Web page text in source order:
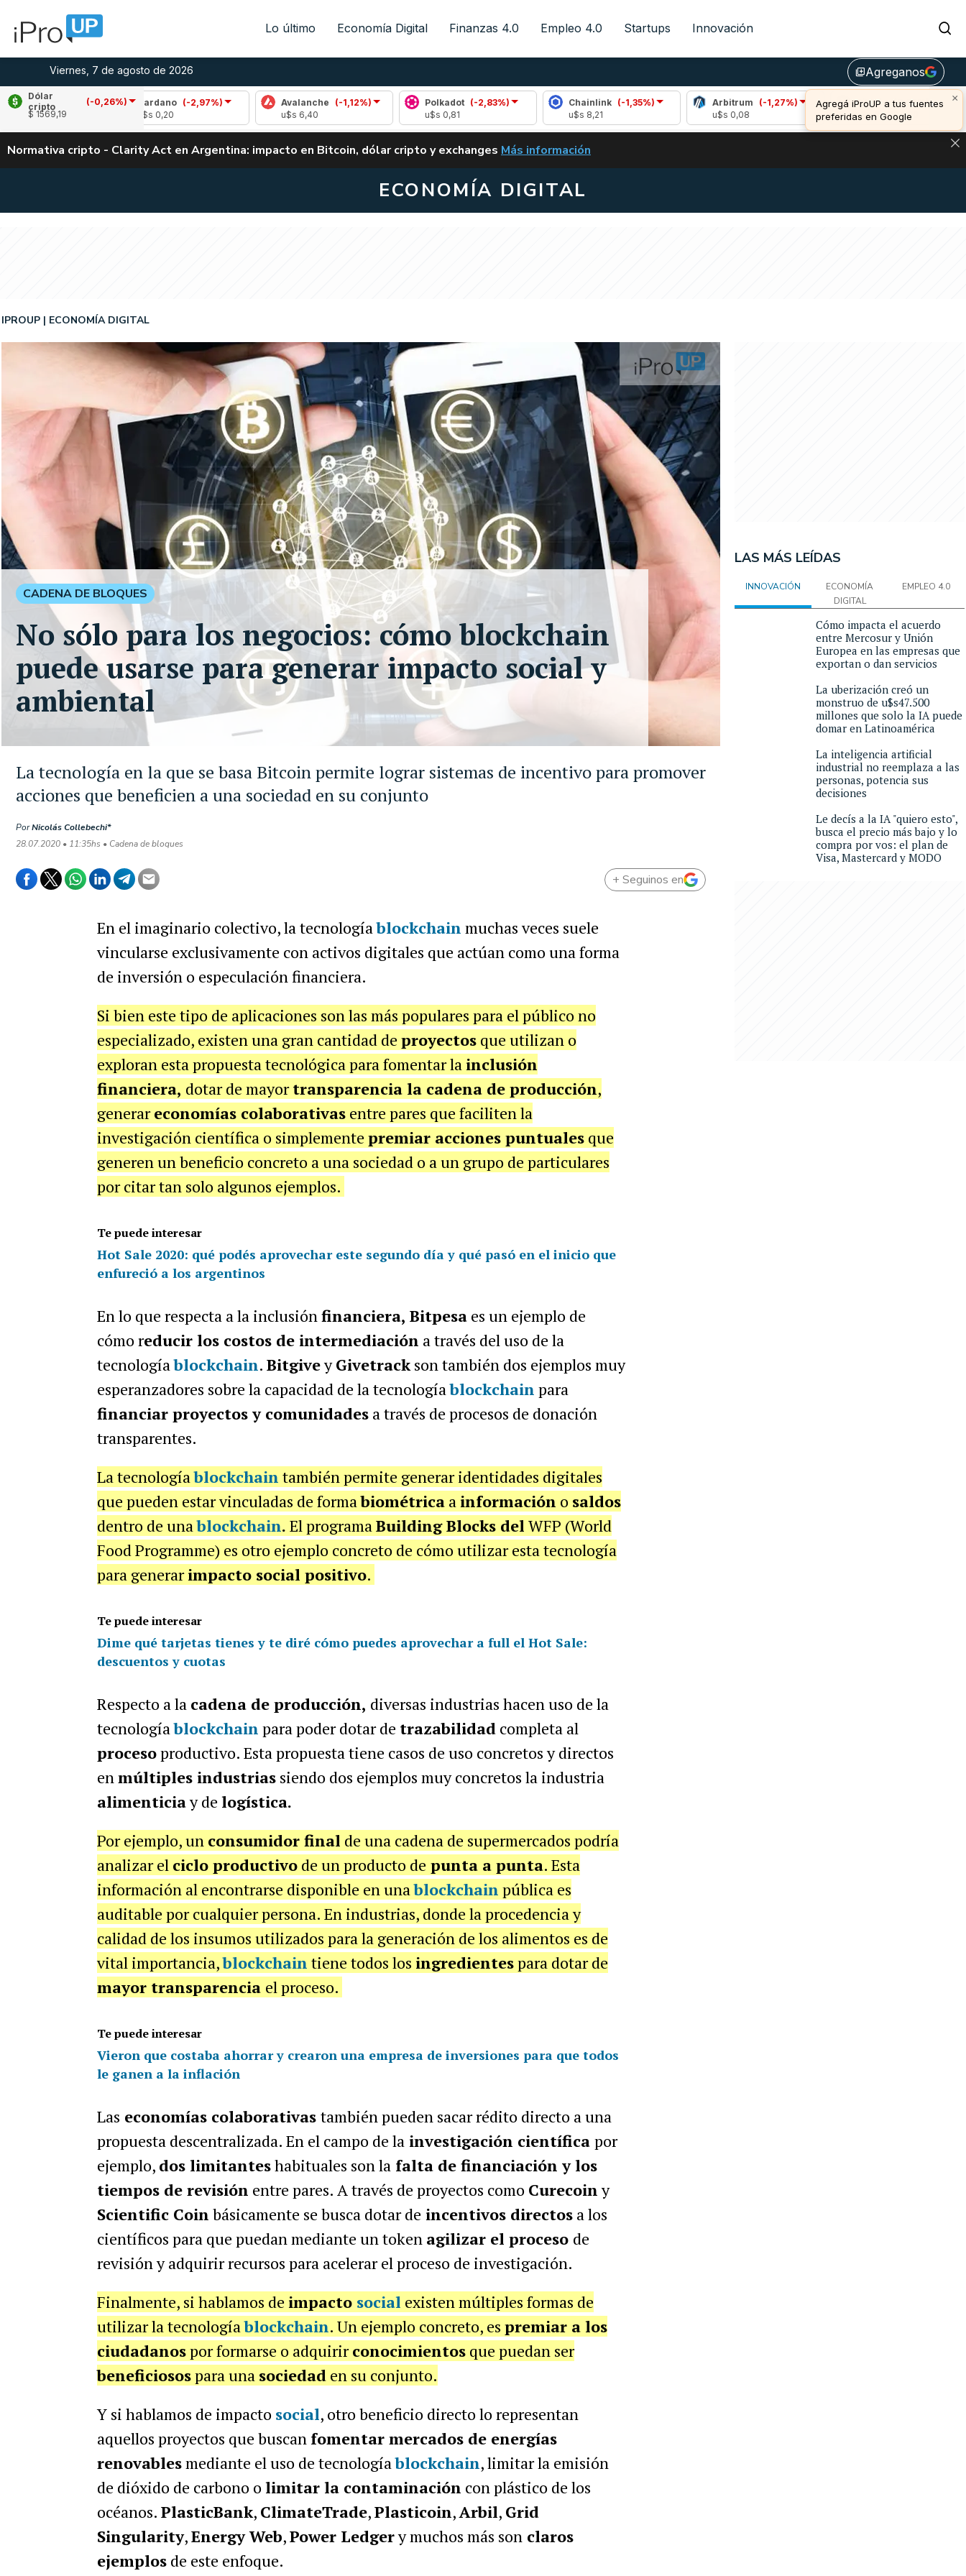
Lo último Economía Digital Finanzas 4.0 Empleo 4.0 Startups Innovación
Viernes, 7 de agosto de 2026 library_addAgreganos
×
Agregá iProUP a tus fuentes
preferidas en Google
Dólar
cripto
(-0,26%)
$ 1569,19
Cardano (-2,97%)
Avalanche (-1,12%)
Polkadot
(-2,83%)
Chainlink
(-1,35%)
Arbitrum
(-1,27%)
Bitcoin (0,37%)
u$s 64.804,00
Normativa cripto - Clarity Act en Argentina: impacto en Bitcoin, dólar cripto y exchanges CLARITY ACT EN ARGENTINA: IMPACTO EN BITCOIN, DÓLAR CRIPTO Y EXCHANGES
Más información
ECONOMÍA DIGITAL
La tecnología en la que se basa Bitcoin permite lograr sistemas de incentivo para promover
acciones que beneficien a una sociedad en su conjunto
IPROUP ECONOMÍA DIGITAL
PorNicolás Collebechi*
28.07.2020 • 11:35hs • Cadena de bloques
CADENA DE BLOQUES
No sólo para los negocios: cómo blockchain
puede usarse para generar impacto social y
ambiental
+ Seguinos en
En el imaginario colectivo, la tecnologíablockchain muchas veces suele
vincularse exclusivamente con activos digitales que actúan como una forma
de inversión o especulación financiera.
Si bien este tipo de aplicaciones son las más populares para el público no
especializado, existen una gran cantidad de proyectosque utilizan o
exploran esta propuesta tecnológica para fomentar la inclusión
financiera, dotar de mayortransparencia la cadena de producción,
generareconomías colaborativasentre pares que faciliten la
investigación científica o simplemente premiar acciones puntualesque
generen un beneficio concreto a una sociedad o a un grupo de particulares
por citar tan solo algunos ejemplos.
Te puede interesar
Hot Sale 2020: qué podés aprovechar este segundo día y qué pasó en el inicio que
enfureció a los argentinos
En lo que respecta a la inclusiónfinanciera, Bitpesaes un ejemplo de
cómo reducir los costos de intermediación a través del uso de la
tecnologíablockchain. BitgiveyGivetrackson también dos ejemplos muy
esperanzadores sobre la capacidad de la tecnologíablockchain para
financiar proyectos y comunidadesa través de procesos de donación
transparentes.
La tecnologíablockchain también permite generar identidades digitales
que pueden estar vinculadas de formabiométricaa información o saldos
dentro de unablockchain. El programaBuilding Blocks del WFP (World
Food Programme) es otro ejemplo concreto de cómo utilizar esta tecnología
para generarimpacto social positivo.
Te puede interesar
Dime qué tarjetas tienes y te diré cómo puedes aprovechar a full el Hot Sale:
descuentos y cuotas
Respecto a la cadena de producción, diversas industrias hacen uso de la
tecnologíablockchain para poder dotar de trazabilidadcompleta al
procesoproductivo. Esta propuesta tiene casos de uso concretos y directos
enmúltiples industriassiendo dos ejemplos muy concretos la industria
alimenticiay de logística.
Por ejemplo, un consumidor final de una cadena de supermercados podría
analizar el ciclo productivode un producto de punta a punta. Esta
información al encontrarse disponible en unablockchain pública es
auditable por cualquier persona. En industrias, donde la procedencia y
calidad de los insumos utilizados para la generación de los alimentos es de
vital importancia,blockchain tiene todos los ingredientespara dotar de
mayor transparencia el proceso.
Te puede interesar
Vieron que costaba ahorrar y crearon una empresa de inversiones para que todos
le ganen a la inflación
Las economías colaborativas también pueden sacar rédito directo a una
propuesta descentralizada. En el campo de lainvestigación científica por
ejemplo, dos limitanteshabituales son lafalta de financiación y los
tiempos de revisión entre pares. A través de proyectos como Curecoiny
Scientific Coin básicamente se busca dotar de incentivos directosa los
científicos para que puedan mediante un token agilizar el proceso de
revisión y adquirir recursos para acelerar el proceso de investigación.
Finalmente, si hablamos de impacto social existen múltiples formas de
utilizar la tecnologíablockchain. Un ejemplo concreto, es premiar a los
ciudadanospor formarse o adquirirconocimientosque puedan ser
beneficiosospara una sociedaden su conjunto.
Y si hablamos de impacto social, otro beneficio directo lo representan
aquellos proyectos que buscan fomentar mercados de energías
renovablesmediante el uso de tecnologíablockchain, limitar la emisión
de dióxido de carbono o limitar la contaminación con plástico de los
océanos. PlasticBank, ClimateTrade,Plasticoin,Arbil, Grid
Singularity,Energy Web,Power Ledgery muchos más sonclaros
ejemplosde este enfoque.
LAS MÁS LEÍDAS
INNOVACIÓN
ECONOMÍA
DIGITAL
EMPLEO 4.0
Cómo impacta el acuerdo
entre Mercosur y Unión
Europea en las empresas que
exportan o dan servicios
La uberización creó un
monstruo de u$s47.500
millones que solo la IA puede
domar en Latinoamérica
La inteligencia artificial
industrial no reemplaza a las
personas, potencia sus
decisiones
Le decís a la IA "quiero esto",
busca el precio más bajo y lo
compra por vos: el plan de
Visa, Mastercard y MODO